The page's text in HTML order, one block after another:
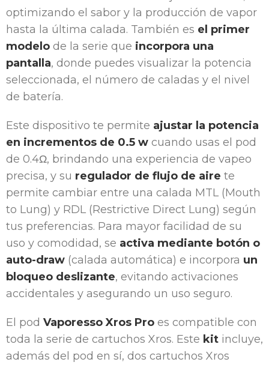
optimizando el sabor y la producción de vapor
hasta la última calada. También es el primer
modelo de la serie que incorpora una
pantalla, donde puedes visualizar la potencia
seleccionada, el número de caladas y el nivel
de batería.
Este dispositivo te permite ajustar la potencia
en incrementos de 0.5 w cuando usas el pod
de 0.4Ω, brindando una experiencia de vapeo
precisa, y su regulador de flujo de aire te
permite cambiar entre una calada MTL (Mouth
to Lung) y RDL (Restrictive Direct Lung) según
tus preferencias. Para mayor facilidad de su
uso y comodidad, se activa mediante botón o
auto-draw (calada automática) e incorpora un
bloqueo deslizante, evitando activaciones
accidentales y asegurando un uso seguro.
El pod Vaporesso Xros Pro es compatible con
toda la serie de cartuchos Xros. Este kit incluye,
además del pod en sí, dos cartuchos Xros